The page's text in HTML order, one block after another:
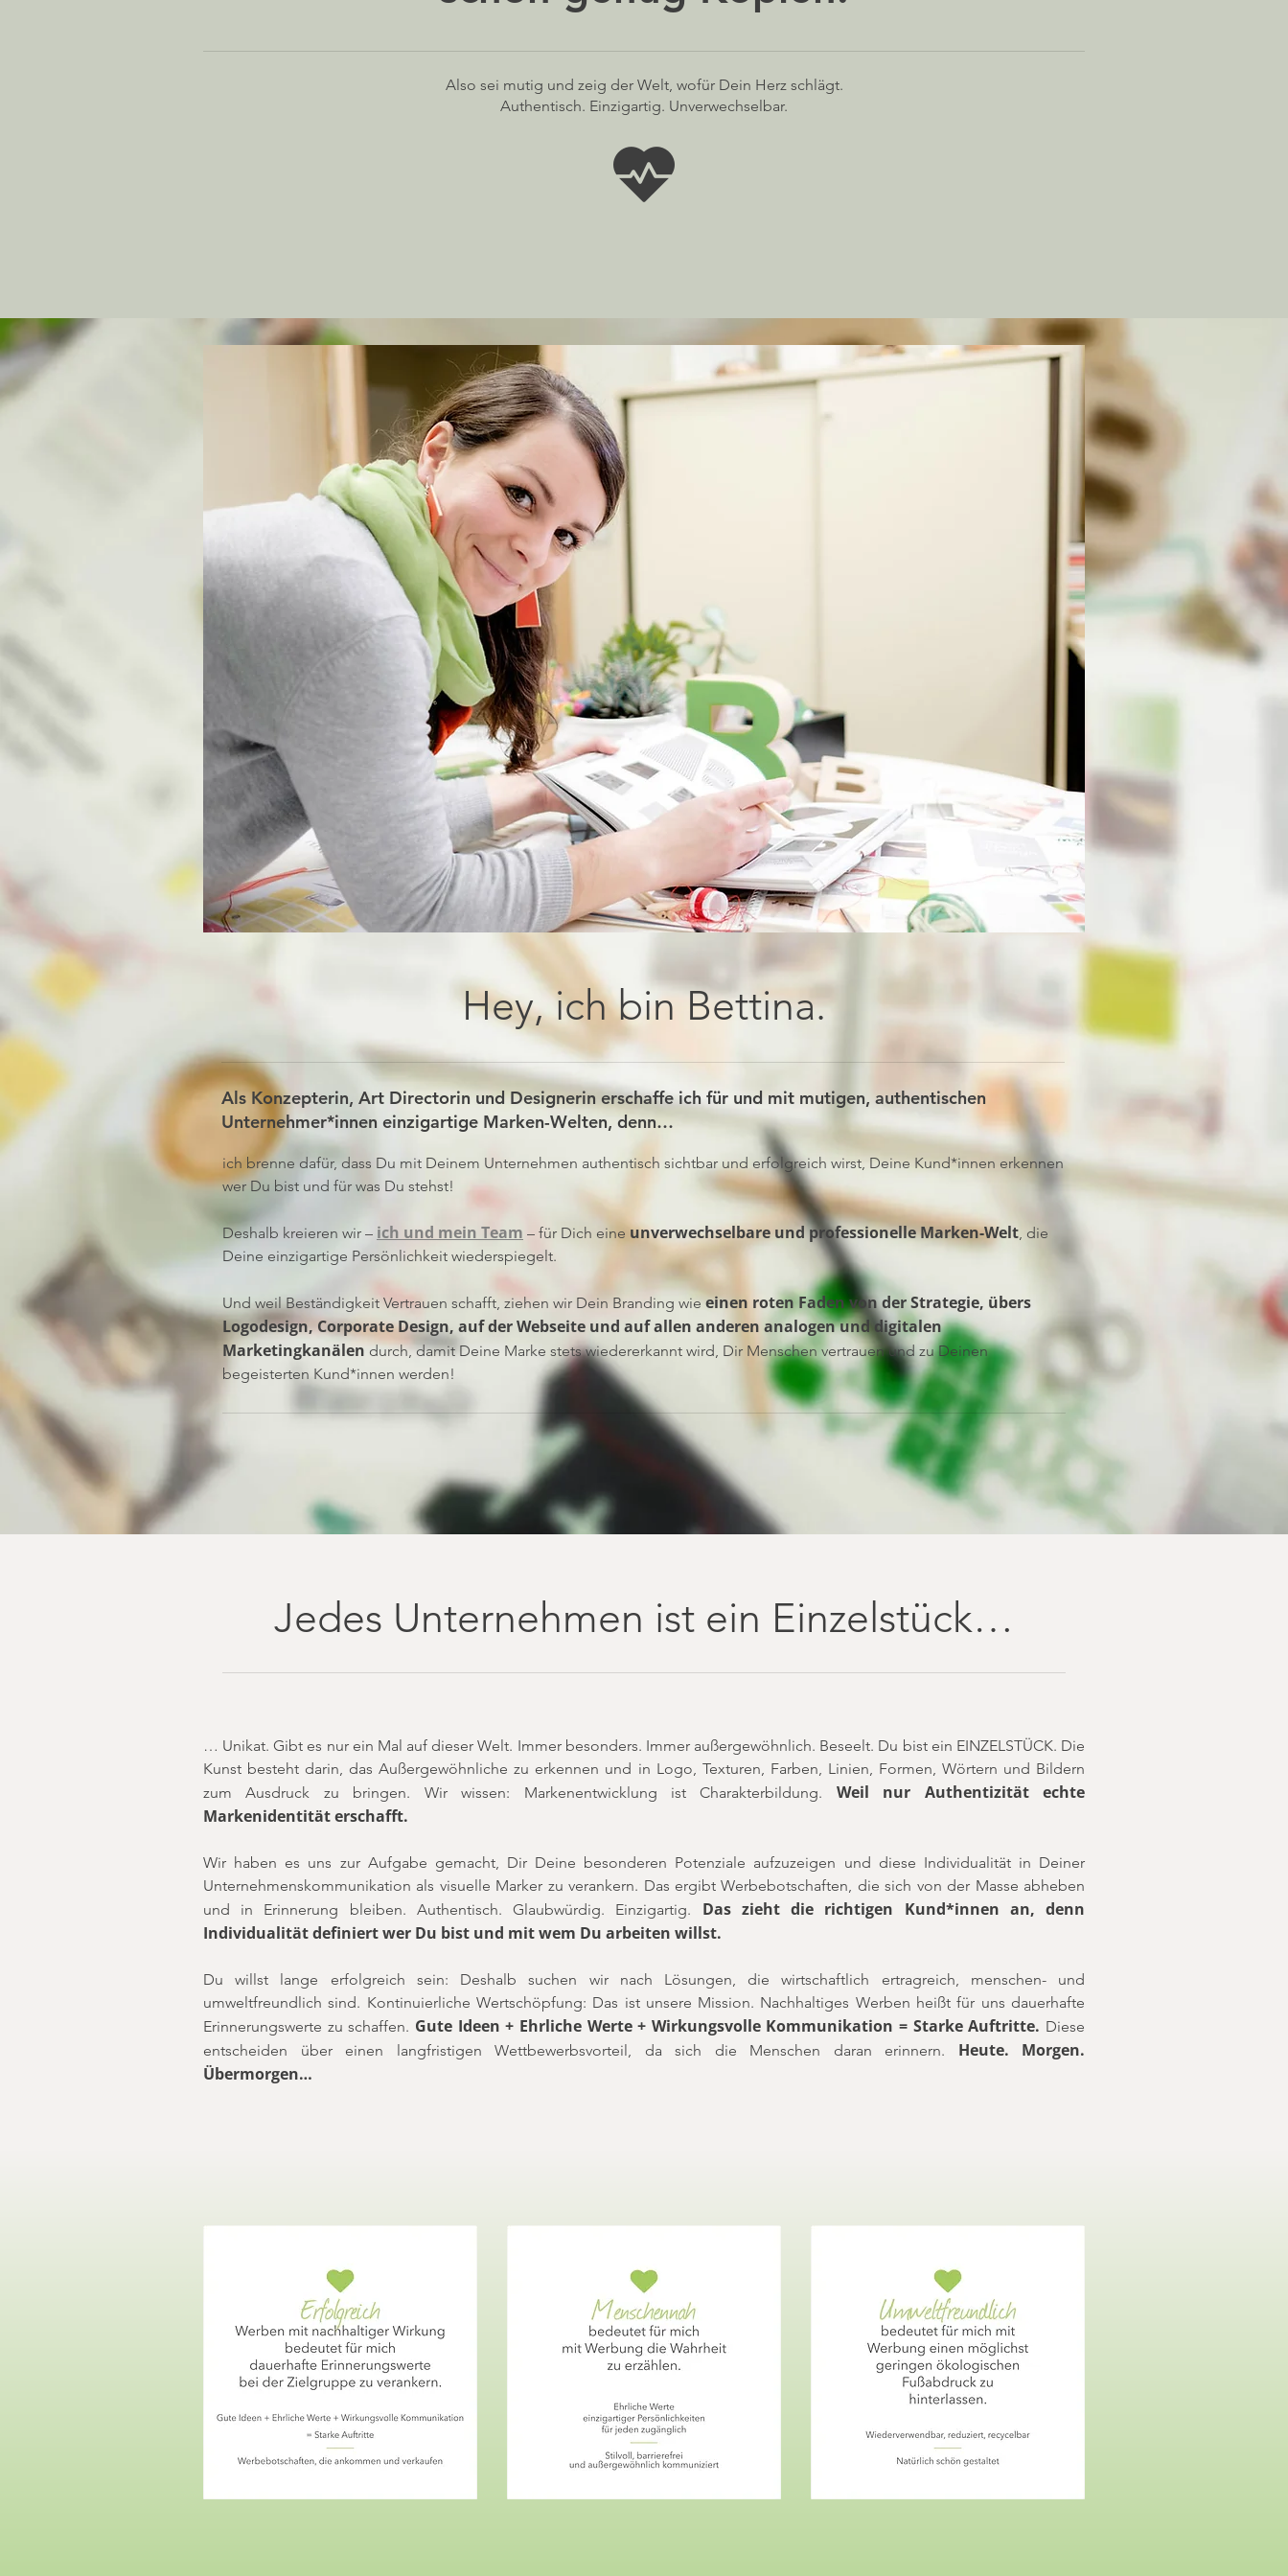
Also sei mutig und zeig der Welt, wofür Dein Herz schlägt.
Authentisch. Einzigartig. Unverwechselbar.
Hey, ich bin Bettina.
Als Konzepterin, Art Directorin und Designerin erschaffe ich für und mit mutigen, authentischen
Unternehmer*innen einzigartige Marken-Welten, denn…
ich brenne dafür, dass Du mit Deinem Unternehmen authentisch sichtbar und erfolgreich wirst, Deine Kund*innen erkennen
wer Du bist und für was Du stehst!
Deshalb kreieren wir – ich und mein Team – für Dich eine unverwechselbare und professionelle Marken-Welt, die
Deine einzigartige Persönlichkeit wiederspiegelt.
Und weil Beständigkeit Vertrauen schafft, ziehen wir Dein Branding wieeinen roten Faden von der Strategie, übers
Logodesign, Corporate Design, auf der Webseite und auf allen anderen analogen und digitalen
Marketingkanälen durch, damit Deine Marke stets wiedererkannt wird, Dir Menschen vertrauen und zu Deinen
begeisterten Kund*innen werden!
Jedes Unternehmen ist ein Einzelstück…
… Unikat. Gibt es nur ein Mal auf dieser Welt. Immer besonders. Immer außergewöhnlich. Beseelt. Du bist ein EINZELSTÜCK. Die
Kunst besteht darin, das Außergewöhnliche zu erkennen und in Logo, Texturen, Farben, Linien, Formen, Wörtern und Bildern
zum Ausdruck zu bringen. Wir wissen: Markenentwicklung ist Charakterbildung. Weil nur Authentizität echte
Markenidentität erschafft.
Wir haben es uns zur Aufgabe gemacht, Dir Deine besonderen Potenziale aufzuzeigen und diese Individualität in Deiner
Unternehmenskommunikation als visuelle Marker zu verankern. Das ergibt Werbebotschaften, die sich von der Masse abheben
und in Erinnerung bleiben. Authentisch. Glaubwürdig. Einzigartig. Das zieht die richtigen Kund*innen an, denn
Individualität definiert wer Du bist und mit wem Du arbeiten willst.
Du willst lange erfolgreich sein: Deshalb suchen wir nach Lösungen, die wirtschaftlich ertragreich, menschen- und
umweltfreundlich sind. Kontinuierliche Wertschöpfung: Das ist unsere Mission. Nachhaltiges Werben heißt für uns dauerhafte
Erinnerungswerte zu schaffen. Gute Ideen + Ehrliche Werte + Wirkungsvolle Kommunikation = Starke Auftritte. Diese
entscheiden über einen langfristigen Wettbewerbsvorteil, da sich die Menschen daran erinnern. Heute. Morgen.
Übermorgen…